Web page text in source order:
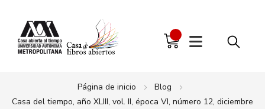
Página de inicio
Blog
Casa del tiempo, año XLIII, vol. II, época VI, número 12, diciembre